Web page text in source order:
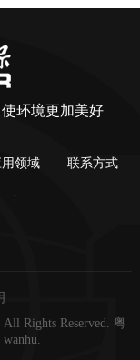
环境更加美好
用领域 联系方式
Rights Reserved. 粤
wanhu